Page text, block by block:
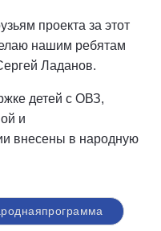
проекта за этот
нашим ребятам
Ладанов.
детей с ОВЗ,
и
внесены в народную